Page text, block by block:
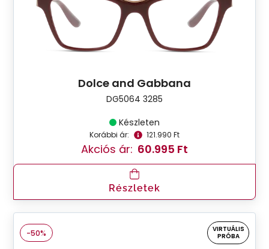
Dolce and Gabbana
DG5064 3285
Készleten
Korábbi ár: 121.990 Ft
Akciós ár: 60.995 Ft
Részletek
-50%
VIRTUÁLIS
PRÓBA